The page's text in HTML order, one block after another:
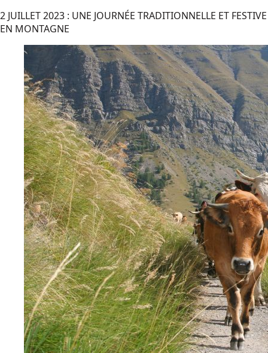
2 JUILLET 2023 : UNE JOURNÉE TRADITIONNELLE ET FESTIVE
EN MONTAGNE